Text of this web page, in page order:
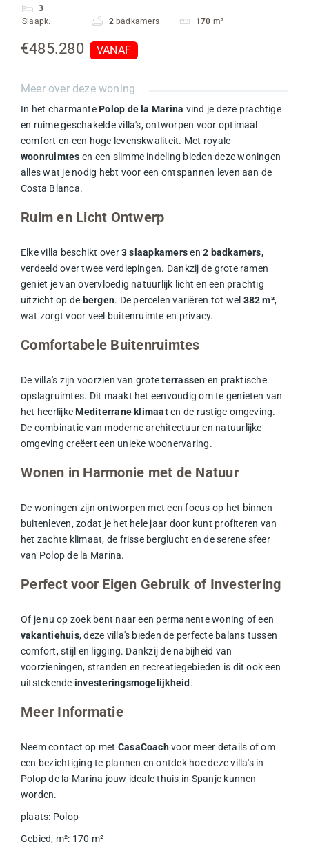
3
Slaapk.
2 badkamers 170 m²
€485.280 VANAF
Meer over deze woning
In het charmantePolop de la Marina vind je deze prachtige
en ruime geschakelde villa's, ontworpen voor optimaal
comfort en een hoge levenskwaliteit. Met royale
woonruimtes en een slimme indeling bieden deze woningen
alles wat je nodig hebt voor een ontspannen leven aan de
Costa Blanca.
Ruim en Licht Ontwerp
Elke villa beschikt over3 slaapkamersen2 badkamers,
verdeeld over twee verdiepingen. Dankzij de grote ramen
geniet je van overvloedig natuurlijk licht en een prachtig
uitzicht op de bergen. De percelen variëren tot wel 382 m²,
wat zorgt voor veel buitenruimte en privacy.
Comfortabele Buitenruimtes
De villa's zijn voorzien van groteterrassen en praktische
opslagruimtes. Dit maakt het eenvoudig om te genieten van
het heerlijkeMediterrane klimaaten de rustige omgeving.
De combinatie van moderne architectuur en natuurlijke
omgeving creëert een unieke woonervaring.
Wonen in Harmonie met de Natuur
De woningen zijn ontworpen met een focus op het binnen-
buitenleven, zodat je het hele jaar door kunt profiteren van
het zachte klimaat, de frisse berglucht en de serene sfeer
van Polop de la Marina.
Perfect voor Eigen Gebruik of Investering
Of je nu op zoek bent naar een permanente woning of een
vakantiehuis, deze villa's bieden de perfecte balans tussen
comfort, stijl en ligging. Dankzij de nabijheid van
voorzieningen, stranden en recreatiegebieden is dit ook een
uitstekende investeringsmogelijkheid .
Meer Informatie
Neem contact op met CasaCoachvoor meer details of om
een bezichtiging te plannen en ontdek hoe deze villa's in
Polop de la Marina jouw ideale thuis in Spanje kunnen
worden.
plaats: Polop
Gebied, m²: 170 m²